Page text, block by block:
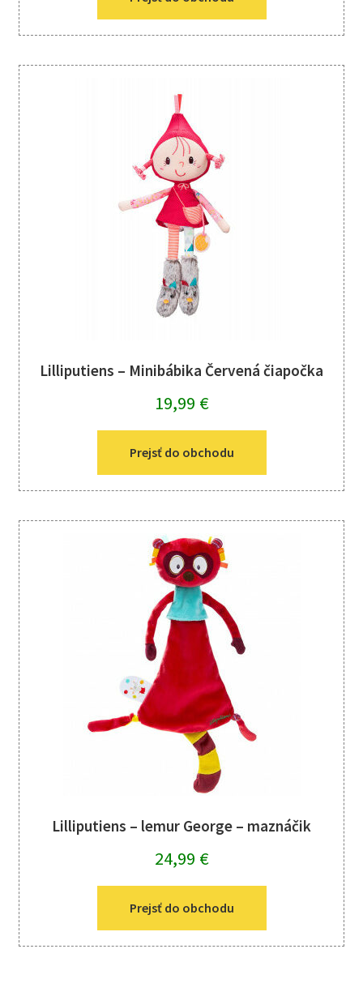
Lilliputiens – Minibábika Červená čiapočka
19,99 €
Prejsť do obchodu
Lilliputiens – lemur George – maznáčik
24,99 €
Prejsť do obchodu